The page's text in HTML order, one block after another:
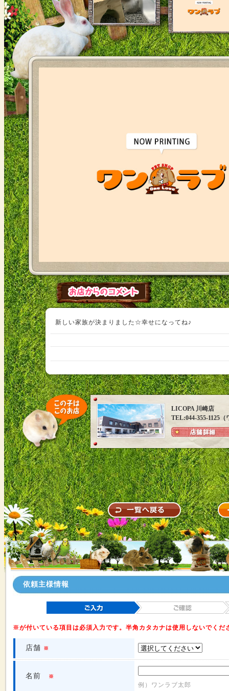
新しい家族が決まりました☆幸せになってね♪
LICOPA 川崎店
TEL:044-355-1125
依頼主様情報
※が付いている項目は必須入力です。半角カタカナは使用しないでくだ
店舗 ※
名前 ※
例）ワンラブ太郎